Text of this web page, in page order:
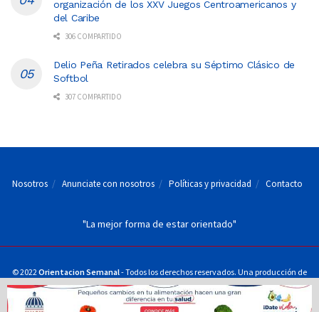
organización de los XXV Juegos Centroamericanos y
del Caribe
306 COMPARTIDO
Delio Peña Retirados celebra su Séptimo Clásico de
Softbol
307 COMPARTIDO
Nosotros Anunciate con nosotros Políticas y privacidad Contacto
"La mejor forma de estar orientado"
© 2022 Orientacion Semanal- Todos los derechos reservados. Una producción de
Juan Fran Servicios Periodísticos, S.R.L